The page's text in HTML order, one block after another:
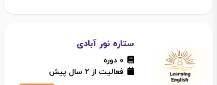
ستاره نور آبادی
0 دوره
فعالیت از 2 سال پیش